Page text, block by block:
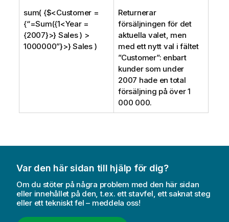
sum( {$<Customer =
{“=Sum({1<Year =
{2007}>} Sales ) >
1000000”}>} Sales )
Returnerar
försäljningen för det
aktuella valet, men
med ett nytt val i fältet
”Customer”: enbart
kunder som under
2007 hade en total
försäljning på över 1
000 000.
Var den här sidan till hjälp för dig?
Om du stöter på några problem med den här sidan
eller innehållet på den, t.ex. ett stavfel, ett saknat steg
eller ett tekniskt fel – meddela oss!